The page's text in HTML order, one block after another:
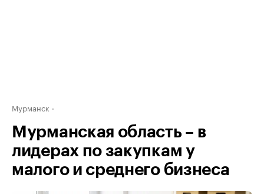
Мурманск
Мурманская область – в
лидерах по закупкам у
малого и среднего бизнеса